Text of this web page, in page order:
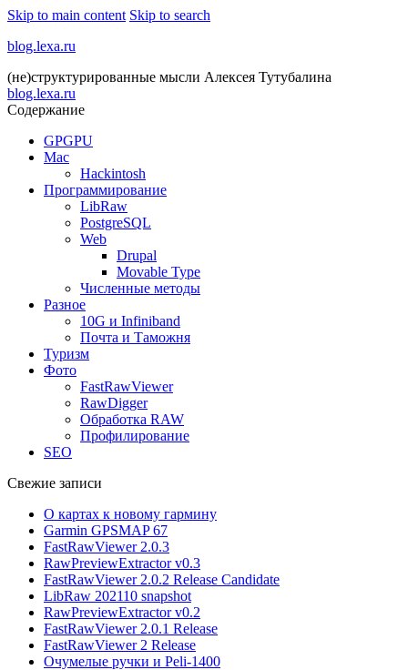
Skip to main content Skip to search
blog.lexa.ru
(не)структурированные мысли Алексея Тутубалина
blog.lexa.ru
Содержание
GPGPU
Mac
Hackintosh
Программирование
LibRaw
PostgreSQL
Web
Drupal
Movable Type
Численные методы
Разное
10G и Infiniband
Почта и Таможня
Туризм
Фото
FastRawViewer
RawDigger
Обработка RAW
Профилирование
SEO
Свежие записи
О картах к новому гармину
Garmin GPSMAP 67
FastRawViewer 2.0.3
RawPreviewExtractor v0.3
FastRawViewer 2.0.2 Release Candidate
LibRaw 202110 snapshot
RawPreviewExtractor v0.2
FastRawViewer 2.0.1 Release
FastRawViewer 2 Release
Очумелые ручки и Peli-1400